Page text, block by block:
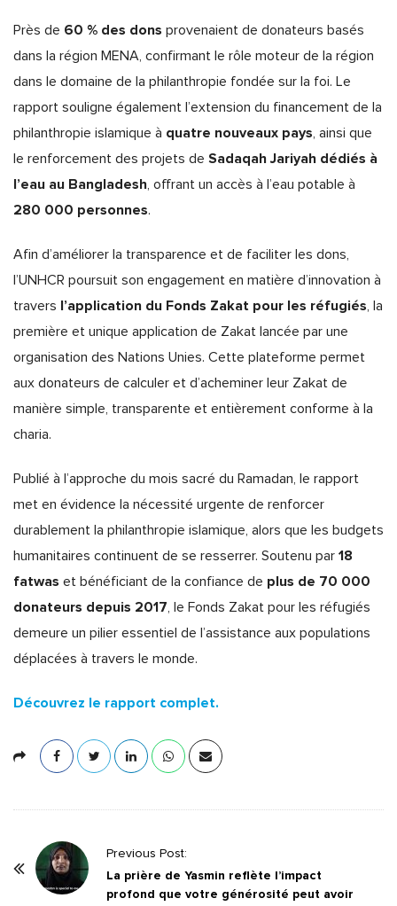
Près de 60 % des dons provenaient de donateurs basés
dans la région MENA, confirmant le rôle moteur de la région
dans le domaine de la philanthropie fondée sur la foi. Le
rapport souligne également l’extension du financement de la
philanthropie islamique à quatre nouveaux pays , ainsi que
le renforcement des projets de Sadaqah Jariyah dédiés à
l’eau au Bangladesh , offrant un accès à l’eau potable à
280 000 personnes.
Afin d’améliorer la transparence et de faciliter les dons,
l’UNHCR poursuit son engagement en matière d’innovation à
travers l’application du Fonds Zakat pour les réfugiés , la
première et unique application de Zakat lancée par une
organisation des Nations Unies. Cette plateforme permet
aux donateurs de calculer et d’acheminer leur Zakat de
manière simple, transparente et entièrement conforme à la
charia.
Publié à l’approche du mois sacré du Ramadan, le rapport
met en évidence la nécessité urgente de renforcer
durablement la philanthropie islamique, alors que les budgets
humanitaires continuent de se resserrer. Soutenu par 18
fatwas et bénéficiant de la confiance de plus de 70 000
donateurs depuis 2017 , le Fonds Zakat pour les réfugiés
demeure un pilier essentiel de l’assistance aux populations
déplacées à travers le monde.
Découvrez le rapport complet.
Previous Post:
La prière de Yasmin reflète l’impact
profond que votre générosité peut avoir